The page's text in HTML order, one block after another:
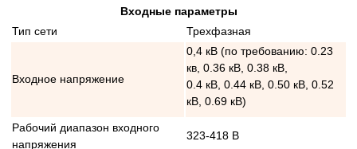
Входные параметры
Тип сети
Трехфазная
Входное напряжение
0,4 кВ (по требованию: 0.23
кв, 0.36 кВ, 0.38 кВ,
0.4 кВ, 0.44 кВ, 0.50 кВ, 0.52
кВ, 0.69 кВ)
Рабочий диапазон входного
напряжения
323-418 В